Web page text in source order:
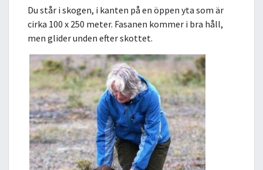
Du står i skogen, i kanten på en öppen yta som är
cirka 100 x 250 meter. Fasanen kommer i bra håll,
men glider unden efter skottet.